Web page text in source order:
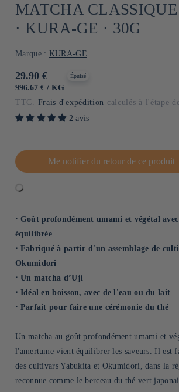
MATCHA
⋅ KURA-GE ⋅ 30G
Marque : KURA-GE
Prix
habituel
29.90 €
PRIX
996.67 € / PAR
KG
Épuisé
TTC. Frais d'expédition calculés à l'étape
2 avis
Me notifier du retour de ce produit
⋅ Goût profondément umami et végétal
équilibrée
⋅ Fabriqué à partir d'un assemblage de
Okumidori
⋅ Un matcha d’Uji
⋅ Idéal en boisson, avec de l'eau ou du lait
⋅ Parfait pour faire une cérémonie du thé
Un matcha au goût profondément umami et
l'amertume vient équilibrer les saveurs. Il est
des cultivars Yabukita et Okumidori, dans la
reconnue comme le berceau du thé vert